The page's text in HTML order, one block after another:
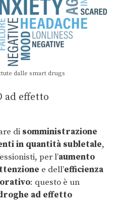
dalle smart drugs
ad effetto
di somministrazione
in quantità subletale,
per l’aumento
e dell’efficienza
: questo è un
ad effetto